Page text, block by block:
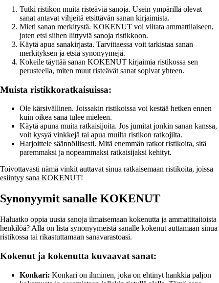
Tutki ristikon muita risteäviä sanoja. Usein ympärillä olevat
sanat antavat vihjeitä etsittävän sanan kirjaimista.
Mieti sanan merkitystä. KOKENUT voi viitata ammattilaiseen,
joten etsi siihen liittyviä sanoja ristikkoon.
Käytä apua sanakirjasta. Tarvittaessa voit tarkistaa sanan
merkityksen ja etsiä synonyymejä.
Kokeile täyttää sanan KOKENUT kirjaimia ristikossa sen
perusteella, miten muut risteävät sanat sopivat yhteen.
Muista ristikkoratkaisuissa:
Ole kärsivällinen. Joissakin ristikoissa voi kestää hetken ennen
kuin oikea sana tulee mieleen.
Käytä apuna muita ratkaisijoita. Jos jumitat jonkin sanan kanssa,
voit kysyä vinkkejä tai apua muilta ristikon ratkojilta.
Harjoittele säännöllisesti. Mitä enemmän ratkot ristikoita, sitä
paremmaksi ja nopeammaksi ratkaisijaksi kehityt.
Toivottavasti nämä vinkit auttavat sinua ratkaisemaan ristikoita, joissa
esiintyy sana KOKENUT!
Synonyymit sanalle KOKENUT
Haluatko oppia uusia sanoja ilmaisemaan kokenutta ja ammattitaitoista
henkilöä? Alla on lista synonyymeistä sanalle kokenut auttamaan sinua
ristikossa tai rikastuttamaan sanavarastoasi.
Kokenut ja kokenutta kuvaavat sanat:
Konkari: Konkari on ihminen, joka on ehtinyt hankkia paljon